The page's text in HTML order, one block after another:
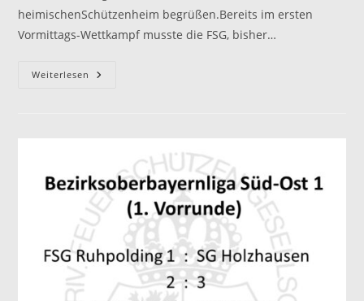
heimischenSchützenheim begrüßen.Bereits im ersten
Vormittags-Wettkampf musste die FSG, bisher…
Weiterlesen Ruhpolding